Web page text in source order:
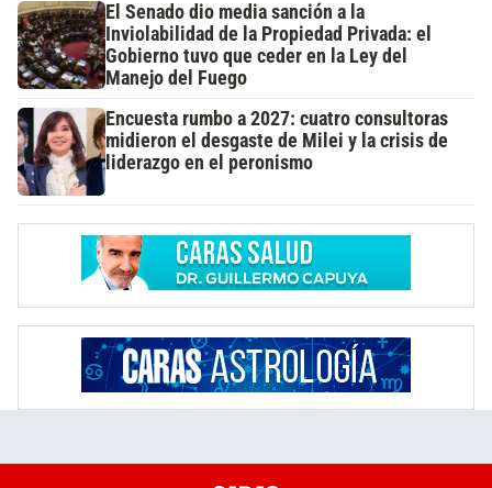
El Senado dio media sanción a la
Inviolabilidad de la Propiedad Privada: el
Gobierno tuvo que ceder en la Ley del
Manejo del Fuego
Encuesta rumbo a 2027: cuatro consultoras
midieron el desgaste de Milei y la crisis de
liderazgo en el peronismo